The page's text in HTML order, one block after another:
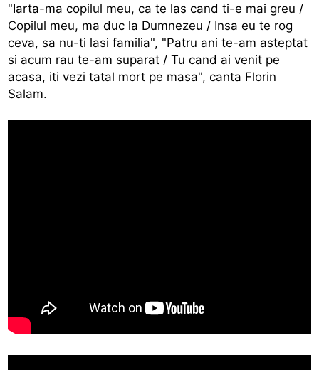
"Iarta-ma copilul meu, ca te las cand ti-e mai greu /
Copilul meu, ma duc la Dumnezeu / Insa eu te rog
ceva, sa nu-ti lasi familia", "Patru ani te-am asteptat
si acum rau te-am suparat / Tu cand ai venit pe
acasa, iti vezi tatal mort pe masa", canta Florin
Salam.